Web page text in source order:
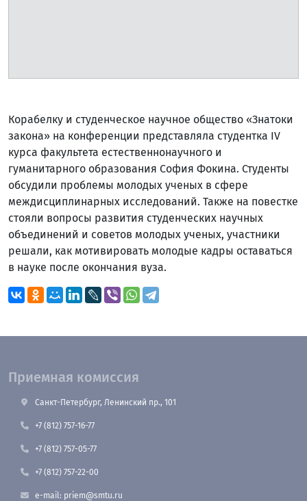
Корабелку и студенческое научное общество «Знатоки
закона» на конференции представляла студентка IV
курса факультета естественнонаучного и
гуманитарного образования София Фокина. Студенты
обсудили проблемы молодых ученых в сфере
междисциплинарных исследований. Также на повестке
стояли вопросы развития студенческих научных
объединений и советов молодых ученых, участники
решали, как мотивировать молодые кадры оставаться
в науке после окончания вуза.
Приемная комиссия
Санкт-Петербург, Ленинский пр., 101
+7 (812) 757-16-77
+7 (812) 757-05-77
+7 (812) 757-22-00
e-mail: priem@smtu.ru